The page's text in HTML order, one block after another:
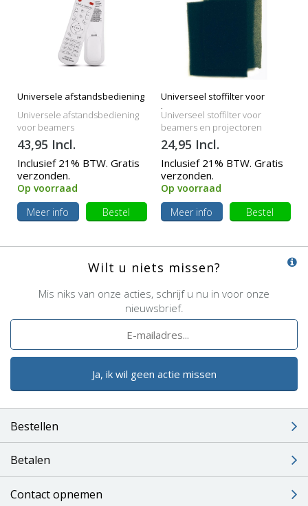
Universele afstandsbediening
Universele afstandsbediening
voor beamers
43,95 Incl.
Inclusief 21% BTW. Gratis
verzonden.
Op voorraad
Meer info
Bestel
Universeel stoffilter voor
beamers
Universeel stoffilter voor
beamers en projectoren
24,95 Incl.
Inclusief 21% BTW. Gratis
verzonden.
Op voorraad
Meer info
Bestel
Wilt u niets missen?
Mis niks van onze acties, schrijf u nu in voor onze
nieuwsbrief.
Ja, ik wil geen actie missen
Bestellen
Betalen
Contact opnemen